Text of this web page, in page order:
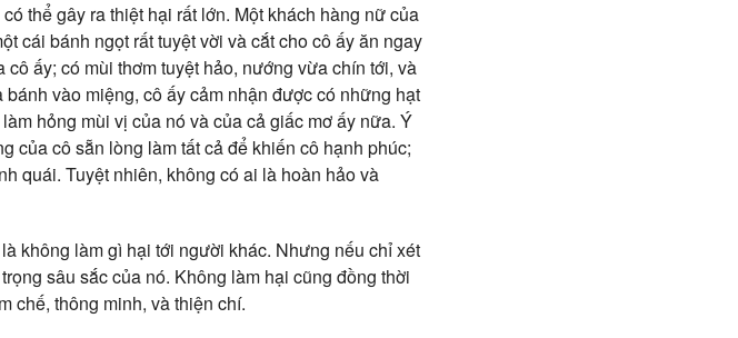
thể gây ra thiệt hại rất lớn. Một khách hàng nữ của
cái bánh ngọt rất tuyệt vời và cắt cho cô ấy ăn ngay
ấy; có mùi thơm tuyệt hảo, nướng vừa chín tới, và
vào miệng, cô ấy cảm nhận được có những hạt
hỏng mùi vị của nó và của cả giấc mơ ấy nữa. Ý
của cô sẵn lòng làm tất cả để khiến cô hạnh phúc;
quái. Tuyệt nhiên, không có ai là hoàn hảo và
không làm gì hại tới người khác. Nhưng nếu chỉ xét
sâu sắc của nó. Không làm hại cũng đồng thời
chế, thông minh, và thiện chí.